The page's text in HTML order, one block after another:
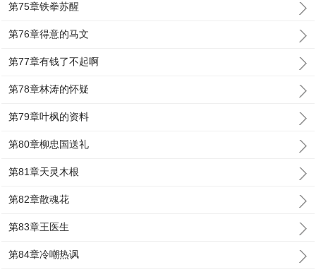
第75章铁拳苏醒
第76章得意的马文
第77章有钱了不起啊
第78章林涛的怀疑
第79章叶枫的资料
第80章柳忠国送礼
第81章天灵木根
第82章散魂花
第83章王医生
第84章冷嘲热讽